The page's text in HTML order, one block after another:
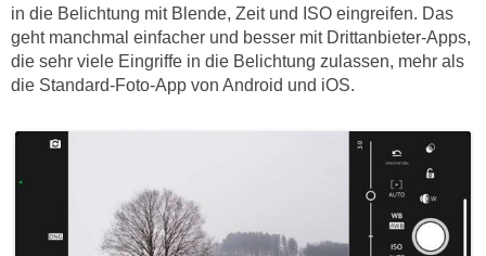
in die Belichtung mit Blende, Zeit und ISO eingreifen. Das
geht manchmal einfacher und besser mit Drittanbieter-Apps,
die sehr viele Eingriffe in die Belichtung zulassen, mehr als
die Standard-Foto-App von Android und iOS.